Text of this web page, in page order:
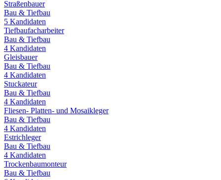
Straßenbauer
Bau & Tiefbau
5 Kandidaten
Tiefbaufacharbeiter
Bau & Tiefbau
4 Kandidaten
Gleisbauer
Bau & Tiefbau
4 Kandidaten
Stuckateur
Bau & Tiefbau
4 Kandidaten
Fliesen- Platten- und Mosaikleger
Bau & Tiefbau
4 Kandidaten
Estrichleger
Bau & Tiefbau
4 Kandidaten
Trockenbaumonteur
Bau & Tiefbau